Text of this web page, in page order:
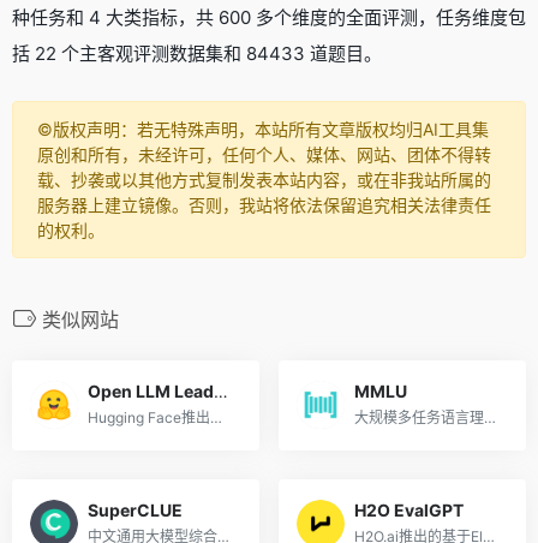
种任务和 4 大类指标，共 600 多个维度的全面评测，任务维度包
括 22 个主客观评测数据集和 84433 道题目。
©️版权声明：若无特殊声明，本站所有文章版权均归AI工具集
原创和所有，未经许可，任何个人、媒体、网站、团体不得转
载、抄袭或以其他方式复制发表本站内容，或在非我站所属的
服务器上建立镜像。否则，我站将依法保留追究相关法律责任
的权利。
类似网站
Open LLM Leaderboard
Hugging Face推出的开源大模型排行榜单
MMLU
大规模多任务语言理解基准
SuperCLUE
中文通用大模型综合性测评基准
H2O EvalGPT
H2O.ai推出的基于Elo评级方法的大模型评估系统